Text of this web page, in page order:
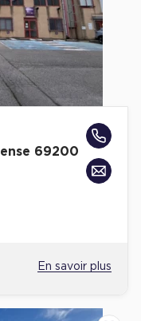
69200
En savoir plus